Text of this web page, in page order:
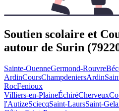
Soutien scolaire et
autour de Surin
Sainte-OuenneGermond-Rouvre
ArdinCoursChampdeniersArdin
RocFenioux
Villiers-en-PlaineÉchiréCherveux
l'AutizeSciecqSaint-LaursSaint-